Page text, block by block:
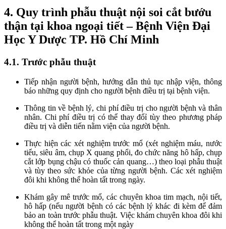
4. Quy trình phẫu thuật nội soi cắt bướu
thận tại khoa ngoại tiết – Bệnh Viện Đại
Học Y Dược TP. Hồ Chí Minh
4.1. Trước phẫu thuật
Tiếp nhận người bệnh, hướng dẫn thủ tục nhập viện, thông
báo những quy định cho người bệnh điều trị tại bệnh viện.
Thông tin về bệnh lý, chi phí điều trị cho người bệnh và thân
nhân. Chi phí điều trị có thể thay đổỉ tùy theo phương pháp
điều trị và diễn tiến nằm viện của người bệnh.
Thực hiện các xét nghiệm trước mổ (xét nghiệm máu, nước
tiểu, siêu âm, chụp X quang phổi, đo chức năng hô hấp, chụp
cắt lớp bụng chậu có thuốc cản quang…) theo loại phẫu thuật
và tùy theo sức khỏe của từng người bệnh. Các xét nghiệm
đôi khi không thể hoàn tất trong ngày.
Khám gây mê trước mổ, các chuyên khoa tim mạch, nội tiết,
hô hấp (nếu người bệnh có các bệnh lý khác đi kèm để đảm
bảo an toàn trước phẫu thuật. Việc khám chuyên khoa đôi khi
không thể hoàn tất trong một ngày